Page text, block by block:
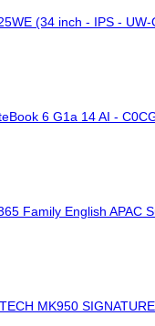
(34 inch - IPS -
6 G1a 14 AI -
Family English APAC
MK950